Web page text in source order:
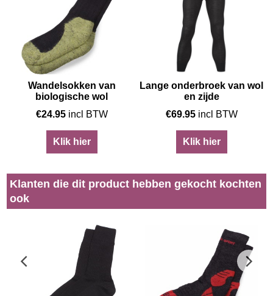
Wandelsokken van
biologische wol
€24.95 incl BTW
Klik hier
Lange onderbroek van wol
en zijde
€69.95 incl BTW
Klik hier
Klanten die dit product hebben gekocht kochten
ook